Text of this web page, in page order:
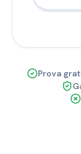
Prova